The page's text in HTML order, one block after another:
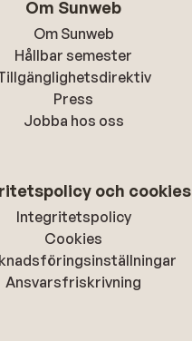
Om Sunweb
Om Sunweb
Hållbar semester
Press
Jobba hos oss
och cookies
Integritetspolicy
Cookies
Ansvarsfriskrivning